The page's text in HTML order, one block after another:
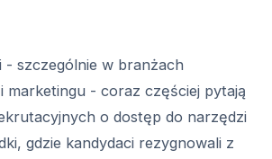
- szczególnie w branżach
marketingu - coraz częściej pytają
o dostęp do narzędzi
gdzie kandydaci rezygnowali z